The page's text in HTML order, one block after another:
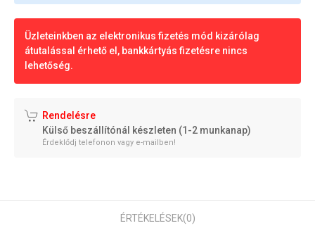
Üzleteinkben az elektronikus fizetés mód kizárólag
átutalással érhető el, bankkártyás fizetésre nincs
lehetőség.
Rendelésre
Külső beszállítónál készleten (1-2 munkanap)
Érdeklődj telefonon vagy e-mailben!
ÉRTÉKELÉSEK(0)